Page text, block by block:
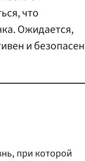
что
Ожидается,
и
при которой